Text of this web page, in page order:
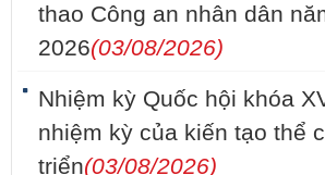
thao Công an nhân dân
2026(03/08/2026)
Nhiệm kỳ Quốc hội khóa
nhiệm kỳ của kiến tạo thể
triển(03/08/2026)